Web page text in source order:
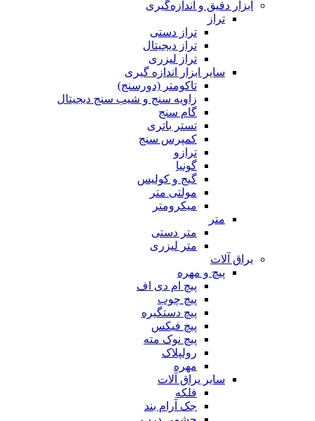
ابزار دقیق و اندازه‌گیری
تراز
تراز دستی
تراز دیجیتال
تراز لیزری
سایر ابزار اندازه گیری
تاکومتر (دورسنج)
زاویه سنج و شیب سنج دیجیتال
گام سنج
تستر باتری
کمپرس سنج
ترازو
گونیا
گیج و کولیس
مولتی متر
میکرومتر
متر
متر دستی
متر لیزری
یراق آلات
پیچ و مهره
پیچ ام دی اف
پیچ چوب
پیچ دستگیره
پیچ فیکس
پیچ نوک مته
رولپلاک
مهره
سایر یراق آلات
فلکه
جک آرام بند